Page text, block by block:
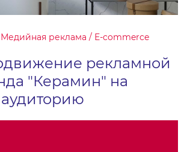
реклама / E-commerce
рекламной
"Керамин" на